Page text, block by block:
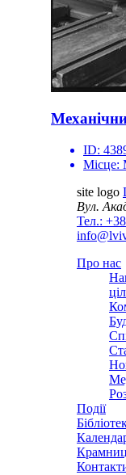
ID:
Місце:
site logo
Вул.
Тел.:
Про нас
Події